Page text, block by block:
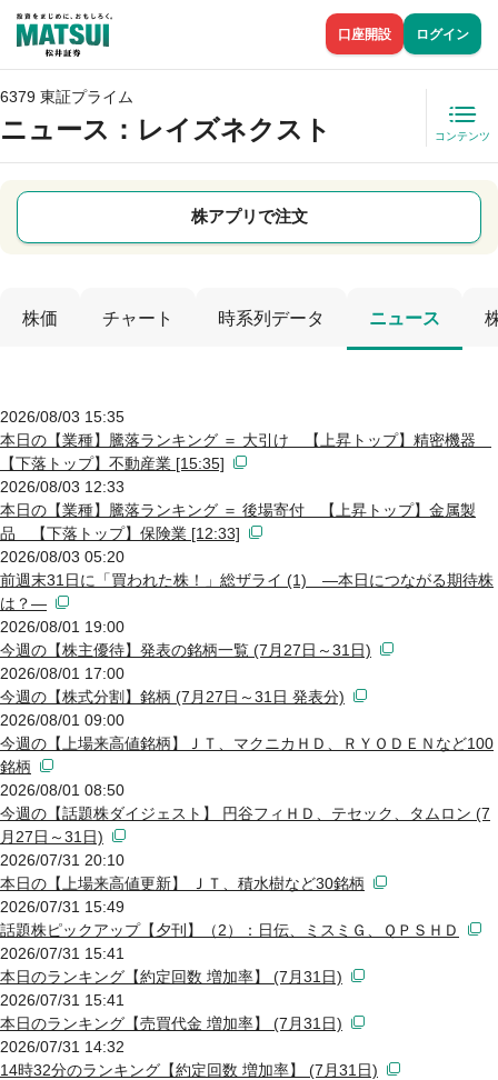
口座開設 ログイン
6379 東証プライム
ニュース ：レイズネクスト コンテンツ
株アプリで注文
株価 チャート 時系列データ ニュース
2026/08/03 15:35
本日の【業種】騰落ランキング ＝ 大引け 【上昇トップ】精密機器
【下落トップ】不動産業 [15:35]
2026/08/03 12:33
本日の【業種】騰落ランキング ＝ 後場寄付 【上昇トップ】金属製
品 【下落トップ】保険業 [12:33]
2026/08/03 05:20
前週末31日に「買われた株！」総ザライ (1) ―本日につながる期待株
は？―
2026/08/01 19:00
今週の【株主優待】発表の銘柄一覧 (7月27日～31日)
2026/08/01 17:00
今週の【株式分割】銘柄 (7月27日～31日 発表分)
2026/08/01 09:00
今週の【上場来高値銘柄】ＪＴ、マクニカＨＤ、ＲＹＯＤＥＮなど100
銘柄
2026/08/01 08:50
今週の【話題株ダイジェスト】 円谷フィＨＤ、テセック、タムロン (7
月27日～31日)
2026/07/31 20:10
本日の【上場来高値更新】 ＪＴ、積水樹など30銘柄
2026/07/31 15:49
話題株ピックアップ【夕刊】（2）：日伝、ミスミＧ、ＱＰＳＨＤ
2026/07/31 15:41
本日のランキング【約定回数 増加率】 (7月31日)
2026/07/31 15:41
本日のランキング【売買代金 増加率】 (7月31日)
2026/07/31 14:32
14時32分のランキング【約定回数 増加率】 (7月31日)